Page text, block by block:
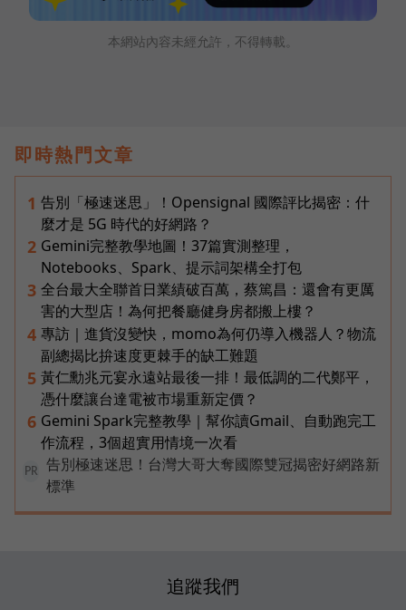
本網站內容未經允許，不得轉載。
即時熱門文章
1 告別「極速迷思」！Opensignal 國際評比揭密：什
麼才是 5G 時代的好網路？
2 Gemini完整教學地圖！37篇實測整理，
Notebooks、Spark、提示詞架構全打包
3 全台最大全聯首日業績破百萬，蔡篤昌：還會有更厲
害的大型店！為何把餐廳健身房都搬上樓？
4 專訪｜進貨沒變快，momo為何仍導入機器人？物流
副總揭比拚速度更棘手的缺工難題
5 黃仁勳兆元宴永遠站最後一排！最低調的二代鄭平，
憑什麼讓台達電被市場重新定價？
6 Gemini Spark完整教學｜幫你讀Gmail、自動跑完工
作流程，3個超實用情境一次看
PR
告別極速迷思！台灣大哥大奪國際雙冠揭密好網路新
標準
追蹤我們